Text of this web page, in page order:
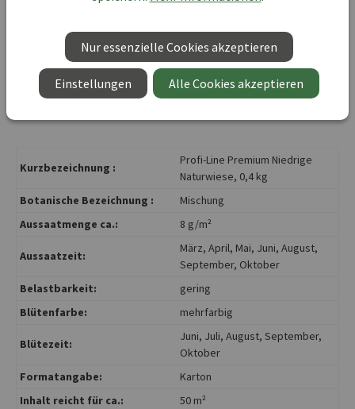
• Lebensraum für Insekten und andere Kleintiere
• Pollen- und Nektarspender
• Ansprechender Blühfaktor
• Natürliche Schädlingsregulation
Kurzbezeichnung :
Profi-Line Premium Niedrige
Naturwiese, 0,4 kg
Botanische Bezeichnung :
Mischung
Aussaatmenge ca.:
8 g/m²
Aussaatzeit:
März, April, Mai, Juni, August,
September, Oktober
Belastbarkeit:
gering
Blütenfarbe:
mehrfarbig
Blütezeit:
Juni, Juli, August, September,
Oktober
Formatangabe:
Karton
Inhalt reicht für ca.:
50 m²
Nur essenzielle Cookies akzeptieren
Einstellungen Alle Cookies akzeptieren